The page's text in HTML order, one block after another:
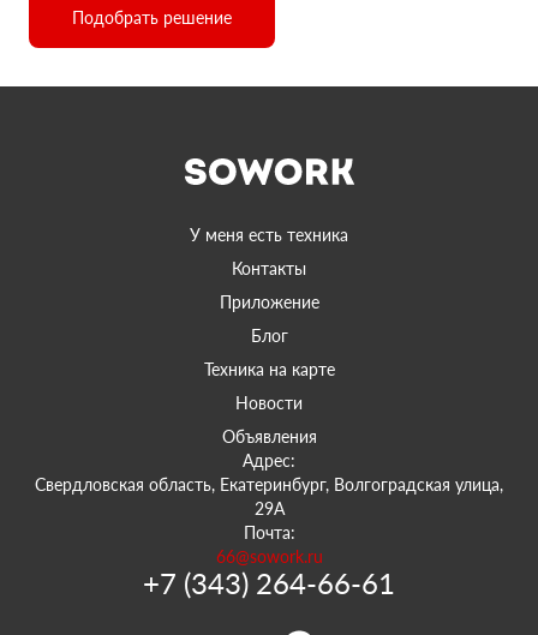
Подобрать решение
У меня есть техника
Контакты
Приложение
Блог
Техника на карте
Новости
Объявления
Адрес:
Свердловская область, Екатеринбург, Волгоградская улица,
29А
Почта:
66@sowork.ru
+7 (343) 264-66-61